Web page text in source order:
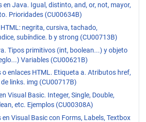
en Java. Igual, distinto, and, or, not, mayor,
Prioridades (CU00634B)
negrita, cursiva, tachado,
subíndice. b y strong (CU00713B)
Tipos primitivos (int, boolean...) y objeto
Variables (CU00621B)
o enlaces HTML. Etiqueta a. Atributos href,
links. img (CU00717B)
Visual Basic. Integer, Single, Double,
etc. Ejemplos (CU00308A)
en Visual Basic con Forms, Labels, Textbox